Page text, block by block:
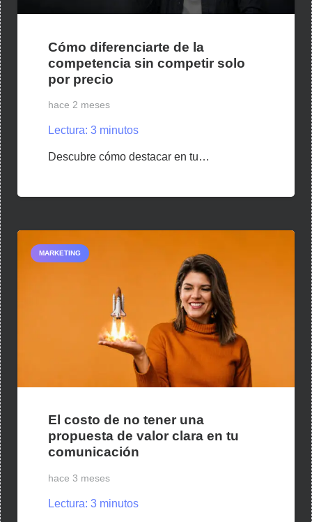
Cómo diferenciarte de la
competencia sin competir solo
por precio
hace 2 meses
Lectura: 3 minutos
Descubre cómo destacar en tu…
MARKETING
El costo de no tener una
propuesta de valor clara en tu
comunicación
hace 3 meses
Lectura: 3 minutos